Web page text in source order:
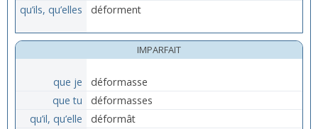
qu’ils, qu’elles
déforment
IMPARFAIT
que je
déformasse
que tu
déformasses
qu’il, qu’elle
déformât